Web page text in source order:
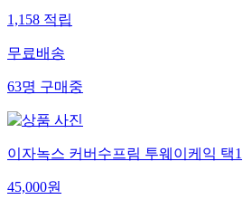
1,158적립
무료배송
63명구매중
이자녹스 커버수프림 투웨이케익 택1
45,000원